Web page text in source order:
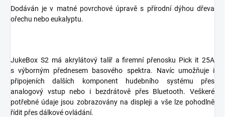
Dodáván je v matné povrchové úpravě s přírodní dýhou dřeva
ořechu nebo eukalyptu.
JukeBox S2 má akrylátový talíř a firemní přenosku Pick it 25A
s výborným přednesem basového spektra. Navíc umožňuje i
připojeních dalších komponent hudebního systému přes
analogový vstup nebo i bezdrátově přes Bluetooth. Veškeré
potřebné údaje jsou zobrazovány na displeji a vše lze pohodlně
řídit přes dálkové ovládání.